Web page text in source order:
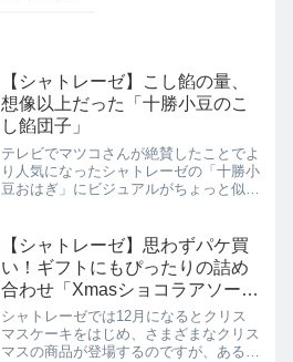
【シャトレーゼ】こし餡の量、
想像以上だった「十勝小豆のこ
し餡団子」
テレビでマツコさんが絶賛したことでよ
り人気になったシャトレーゼの「十勝小
豆おはぎ」にビジュアルがちょっと似て
小豆のこし餡団子」を正直にレビューし
ています。
【シャトレーゼ】思わずパケ買
い！ギフトにもぴったりの詰め
合わせ「Xmasショコラアソー
ト」
シャトレーゼでは12月になるとクリス
マスケーキをはじめ、さまざまなクリス
マスの商品が登場するのですが、あるギ